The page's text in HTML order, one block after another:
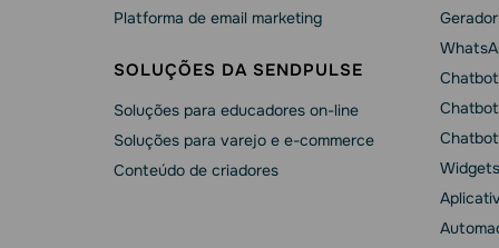
Platforma de email marketing
SOLUÇÕES DA SENDPULSE
Soluções para educadores on-line
Soluções para varejo e e-commerce
Conteúdo de criadores